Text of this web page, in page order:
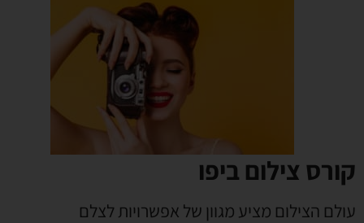
קורס צילום ביפו
עולם הצילום מציע מגוון של אפשרויות לצלם